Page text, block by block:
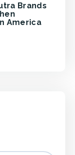
Brands
America